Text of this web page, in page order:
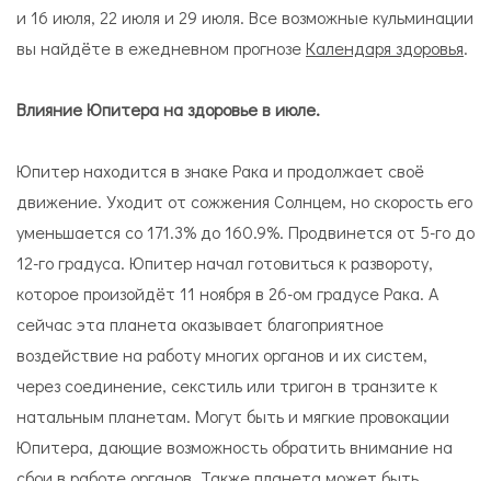
и 16 июля, 22 июля и 29 июля. Все возможные кульминации
вы найдёте в ежедневном прогнозеКалендаря здоровья.
Влияние Юпитера на здоровье в июле.
Юпитер находится в знаке Рака и продолжает своё
движение. Уходит от сожжения Солнцем, но скорость его
уменьшается со 171.3% до 160.9%. Продвинется от 5-го до
12-го градуса. Юпитер начал готовиться к развороту,
которое произойдёт 11 ноября в 26-ом градусе Рака. А
сейчас эта планета оказывает благоприятное
воздействие на работу многих органов и их систем,
через соединение, секстиль или тригон в транзите к
натальным планетам. Могут быть и мягкие провокации
Юпитера, дающие возможность обратить внимание на